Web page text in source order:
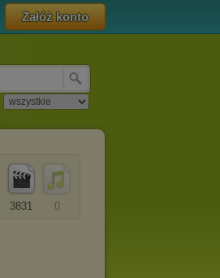
Załóż konto
0
3831